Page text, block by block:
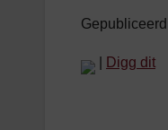
Digg dit